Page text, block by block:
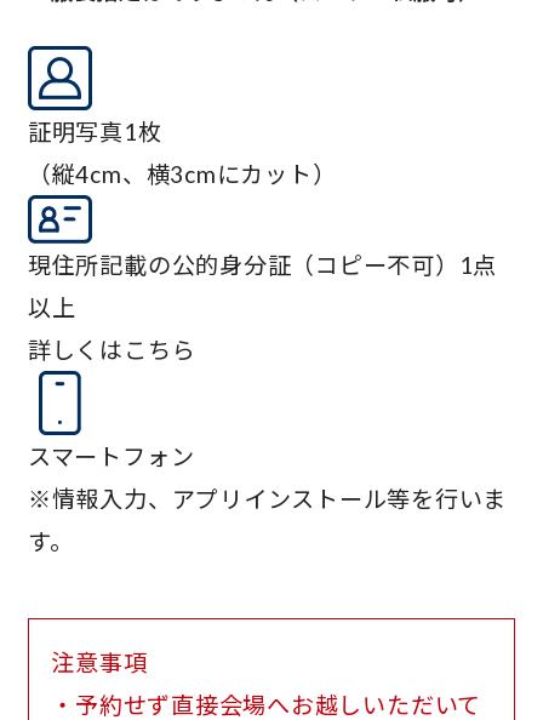
証明写真1枚
（縦4cm、横3cmにカット）
現住所記載の公的身分証（コピー不可）1点
以上
詳しくはこちら
スマートフォン
※情報入力、アプリインストール等を行いま
す。
注意事項
・予約せず直接会場へお越しいただいて